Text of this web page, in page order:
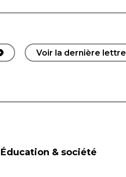
Voir la dernière lettre
Éducation & société